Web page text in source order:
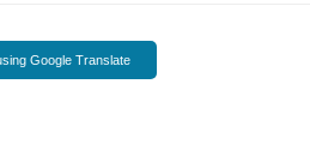
Google Translate